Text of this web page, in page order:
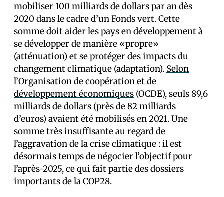
mobiliser 100 milliards de dollars par an dès
2020 dans le cadre d’un Fonds vert. Cette
somme doit aider les pays en développement à
se développer de manière «propre»
(atténuation) et se protéger des impacts du
changement climatique (adaptation). Selon
l’Organisation de coopération et de
développement économiques (OCDE), seuls 89,6
milliards de dollars (près de 82 milliards
d’euros) avaient été mobilisés en 2021. Une
somme très insuffisante au regard de
l’aggravation de la crise climatique : il est
désormais temps de négocier l’objectif pour
l’après-2025, ce qui fait partie des dossiers
importants de la COP28.